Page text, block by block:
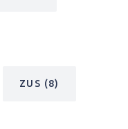
ZUS (8)